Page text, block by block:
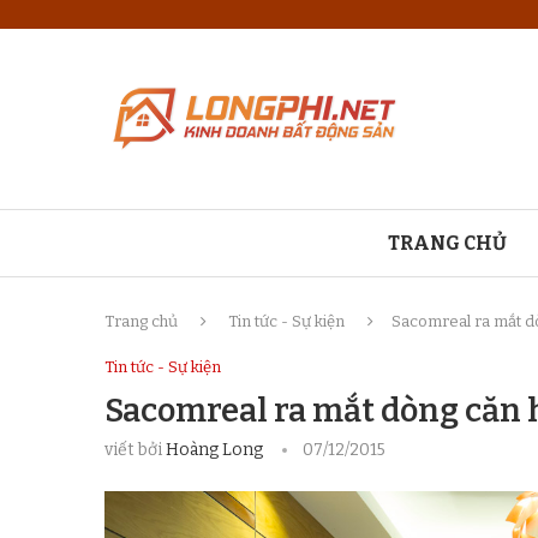
TRANG CHỦ
Trang chủ Tin tức - Sự kiện Sacomreal ra mắt
Tin tức - Sự kiện
Sacomreal ra mắt dòng
viết bởiHoàng Long 07/12/2015